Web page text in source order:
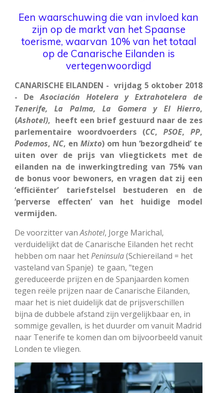
Een waarschuwing die van invloed kan
zijn op de markt van het Spaanse
toerisme, waarvan 10% van het totaal
op de Canarische Eilanden is
vertegenwoordigd
CANARISCHE EILANDEN - vrijdag 5 oktober 2018
- DeAsociación Hotelera y Extrahotelera de
Tenerife, La Palma, La Gomera y El Hierro,
(Ashotel), heeft een brief gestuurd naar de zes
parlementaire woordvoerders (CC, PSOE, PP,
Podemos, NC, en Mixto) om hun ‘bezorgdheid’ te
uiten over de prijs van vliegtickets met de
eilanden na de inwerkingtreding van 75% van
de bonus voor bewoners, en vragen dat zij een
‘efficiënter’ tariefstelsel bestuderen en de
‘perverse effecten’ van het huidige model
vermijden.
De voorzitter vanAshotel, Jorge Marichal,
verduidelijkt dat de Canarische Eilanden het recht
hebben om naar hetPeninsula(Schiereiland = het
vasteland van Spanje) te gaan, "tegen
gereduceerde prijzen en de Spanjaarden komen
tegen reële prijzen naar de Canarische Eilanden,
maar het is niet duidelijk dat de prijsverschillen
bijna de dubbele afstand zijn vergelijkbaar en, in
sommige gevallen, is het duurder om vanuit Madrid
naar Tenerife te komen dan om bijvoorbeeld vanuit
Londen te vliegen.